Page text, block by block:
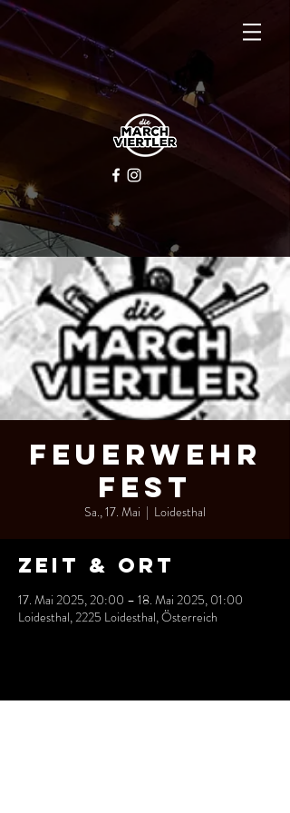
Feuerwehr
Fest
Sa., 17. Mai
  |
Loidesthal
Zeit & Ort
17. Mai 2025, 20:00 – 18. Mai 2025, 01:00
Loidesthal, 2225 Loidesthal, Österreich